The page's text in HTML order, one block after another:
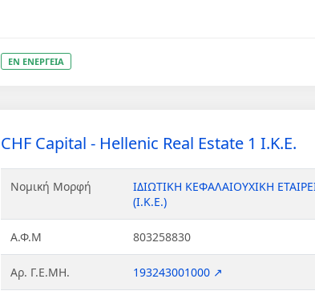
ΕΝ ΕΝΕΡΓΕΙΑ
CHF Capital - Hellenic Real Estate 1 Ι.Κ.Ε.
Νομική Μορφή
ΙΔΙΩΤΙΚΗ ΚΕΦΑΛΑΙΟΥΧΙΚΗ
(Ι.Κ.Ε.)
Α.Φ.Μ 803258830
Αρ. Γ.Ε.ΜΗ. 193243001000 ↗